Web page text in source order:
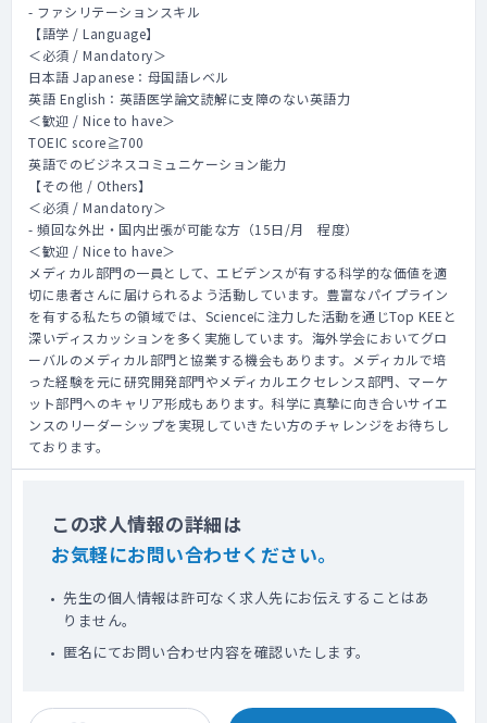
- ファシリテーションスキル
【語学 / Language】
＜必須 / Mandatory＞
日本語 Japanese：母国語レベル
英語 English：英語医学論文読解に支障のない英語力
＜歓迎 / Nice to have＞
TOEIC score≧700
英語でのビジネスコミュニケーション能力
【その他 / Others】
＜必須 / Mandatory＞
- 頻回な外出・国内出張が可能な方（15日/月 程度）
＜歓迎 / Nice to have＞
メディカル部門の一員として、エビデンスが有する科学的な価値を適
切に患者さんに届けられるよう活動しています。豊富なパイプライン
を有する私たちの領域では、Scienceに注力した活動を通じTop KEEと
深いディスカッションを多く実施しています。海外学会においてグロ
ーバルのメディカル部門と協業する機会もあります。メディカルで培
った経験を元に研究開発部門やメディカルエクセレンス部門、マーケ
ット部門へのキャリア形成もあります。科学に真摯に向き合いサイエ
ンスのリーダーシップを実現していきたい方のチャレンジをお待ちし
ております。
この求人情報の詳細は
お気軽にお問い合わせください。
先生の個人情報は許可なく求人先にお伝えすることはあ
りません。
匿名にてお問い合わせ内容を確認いたします。